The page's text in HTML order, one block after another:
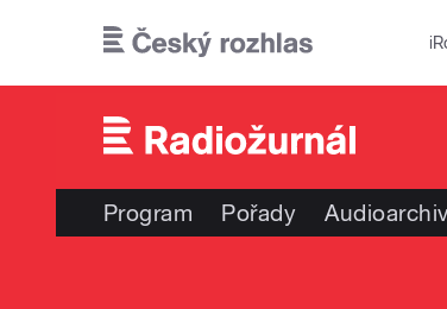
Program Pořady Audioarchiv